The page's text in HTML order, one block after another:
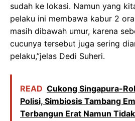
sudah ke lokasi. Namun yang
pelaku ini membawa kabur 2
masih dibawah umur, karena
cucunya tersebut juga sering
pelaku,”jelas Dedi Suheri.
READ Cukong Singapura-
Polisi, Simbiosis Tambang
Terbangun Erat Namun